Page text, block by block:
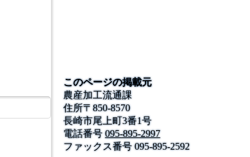
このページの掲載元
農産加工流通課
住所〒850-8570
長崎市尾上町3番1号
電話番号 095-895-2997
ファックス番号095-895-2592
公式SNS